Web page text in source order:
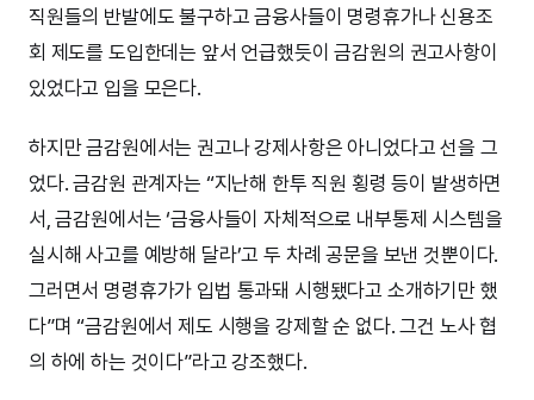
직원들의 반발에도 불구하고 금융사들이 명령휴가나 신용조
회 제도를 도입한데는 앞서 언급했듯이 금감원의 권고사항이
있었다고 입을 모은다.
하지만 금감원에서는 권고나 강제사항은 아니었다고 선을 그
었다. 금감원 관계자는 “지난해 한투 직원 횡령 등이 발생하면
서, 금감원에서는 ‘금융사들이 자체적으로 내부통제 시스템을
실시해 사고를 예방해 달라’고 두 차례 공문을 보낸 것뿐이다.
그러면서 명령휴가가 입법 통과돼 시행됐다고 소개하기만 했
다”며 “금감원에서 제도 시행을 강제할 순 없다. 그건 노사 협
의 하에 하는 것이다”라고 강조했다.